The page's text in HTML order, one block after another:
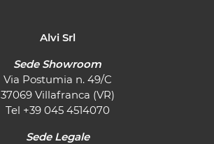
Alvi Srl
Sede Showroom
Via Postumia n. 49/C
37069 Villafranca (VR)
Tel +39 045 4514070
Sede Legale